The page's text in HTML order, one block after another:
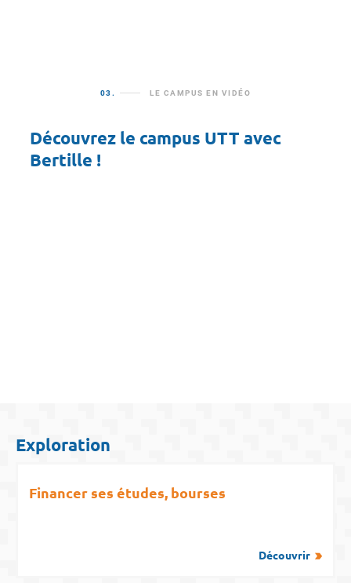
03. LE CAMPUS EN VIDÉO
Découvrez le campus UTT avec
Bertille !
Exploration
Financer ses études, bourses
Découvrir